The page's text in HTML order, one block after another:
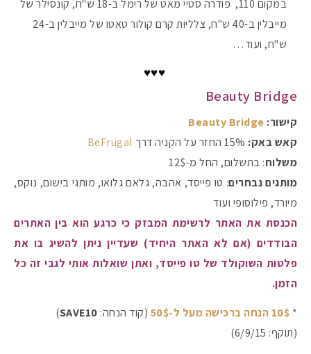
במקום 110, פודרה סטיי מאט של רימל ב-18 ש"ח, קונסילר של
מייבלין ב-40 ש"ח, צלליות קרם קולור טאטו של מייבלין ב-24
ש"ח, ועוד…
♥♥♥
Beauty Bridge
קישור: Beauty Bridge
קאש באק: 15% החזר על הקניה דרך
BeFrugal
משלוח: בתשלום, החל מ-12$
מותגים נבחרים: טו פייסד, אהבה, גלאם גלואו, מותגי בישום, נוקס,
מיורד, פילוסופי ועוד
הכנסת את האתר לרשימת המבזק כי כרגע הוא בין האתרים
הבודדים (אם לא האתר היחיד) שעדיין ניתן להשיג בו את
פלטות השוקולד של טו פייסד, ואתן שואלות אותי לגבי זה כל
הזמן.
* 10$ הנחה ברכישה מעל ל-50$ (קוד הנחה: SAVE10
)
(תוקף: 6/9/15)